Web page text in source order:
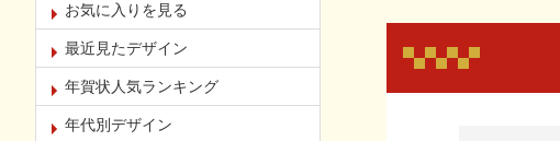
お気に入りを見る
最近見たデザイン
年賀状人気ランキング
年代別デザイン